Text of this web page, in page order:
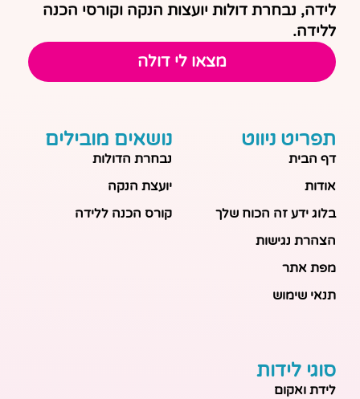
לידה, נבחרת דולות יועצות הנקה וקורסי הכנה
ללידה.
מצאו לי דולה
תפריט ניווט
דף הבית
אודות
בלוג ידע זה הכוח שלך
הצהרת נגישות
מפת אתר
תנאי שימוש
נושאים מובילים
נבחרת הדולות
יועצת הנקה
קורס הכנה ללידה
סוגי לידות
לידת ואקום